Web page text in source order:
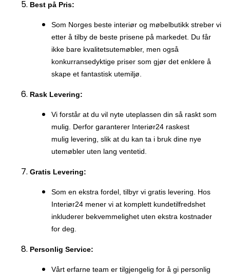
Best på Pris:
Som Norges beste interiør og møbelbutikk streber vi
etter å tilby de beste prisene på markedet. Du får
ikke bare kvalitetsutemøbler, men også
konkurransedyktige priser som gjør det enklere å
skape et fantastisk utemiljø.
Rask Levering:
Vi forstår at du vil nyte uteplassen din så raskt som
mulig. Derfor garanterer Interiør24 raskest
mulig levering, slik at du kan ta i bruk dine nye
utemøbler uten lang ventetid.
Gratis Levering:
Som en ekstra fordel, tilbyr vi gratis levering. Hos
Interiør24 mener vi at komplett kundetilfredshet
inkluderer bekvemmelighet uten ekstra kostnader
for deg.
Personlig Service:
Vårt erfarne team er tilgjengelig for å gi personlig